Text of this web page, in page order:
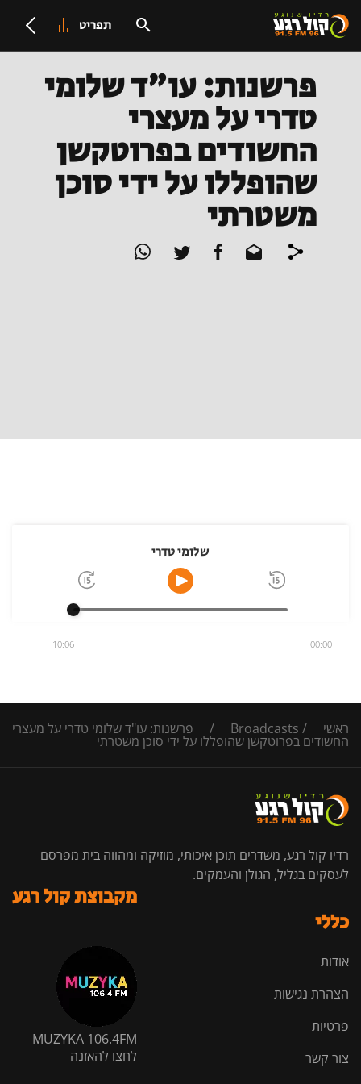
תפריט
פרשנות: עו"ד שלומי
טדרי על מעצרי
החשודים בפרוטקשן
שהופללו על ידי סוכן
משטרתי
שלומי טדרי
00:00
10:06
ראשי /
Broadcasts
/ פרשנות: עו"ד שלומי טדרי על מעצרי
החשודים בפרוטקשן שהופללו על ידי סוכן משטרתי
רדיו קול רגע, משדרים תוכן איכותי, מוזיקה ומהווה בית מפרסם
לעסקים בגליל, הגולן והעמקים.
כללי
אודות
הצהרת נגישות
פרטיות
צור קשר
מקבוצת קול רגע
MUZYKA 106.4FM
לחצו להאזנה